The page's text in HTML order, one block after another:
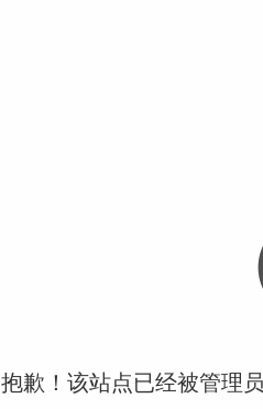
抱歉！该站点已经被管理